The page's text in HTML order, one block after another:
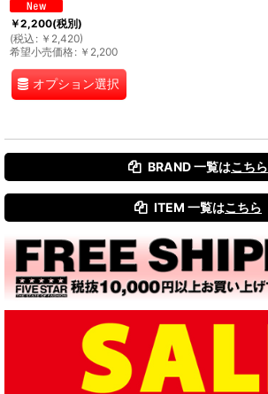
￥2,200(税別)
(税込 : ￥ 2,420)
希望小売価格: ￥ 2,200
オプション選択
BRAND 一覧はこちら
ITEM 一覧はこちら